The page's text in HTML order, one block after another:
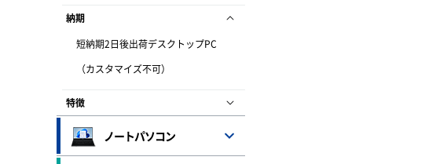
納期
短納期2日後出荷デスクトップPC
（カスタマイズ不可）
特徴
ノートパソコン